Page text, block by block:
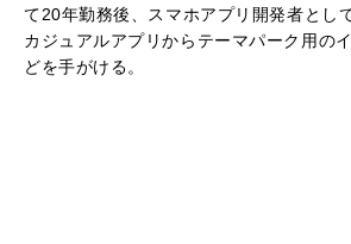
て20年勤務後、スマホアプリ開発者とし
カジュアルアプリからテーマパーク用の
どを手がける。